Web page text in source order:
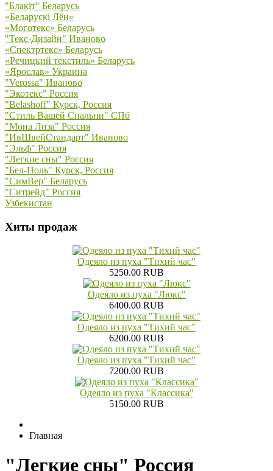
"Блакiт" Беларусь
«Беларускi Лён»
«Моготекс» Беларусь
"Текс-Дизайн" Иваново
«Спектртекс» Беларусь
«Речицкий текстиль» Беларусь
«Ярослав» Украина
"Verossa" Иваново
"Экотекс" Россия
"Belashoff" Курск, Россия
"Стиль Вашей Спальни" СПб
"Мона Лиза" Россия
"ИвШвейСтандарт" Иваново
"Эльф" Россия
"Легкие сны" Россия
"Бел-Поль" Курск, Россия
"СимВер" Беларусь
"Ситрейд" Россия
Узбекистан
Хиты продаж
Одеяло из пуха "Тихий час"
5250.00 RUB
Одеяло из пуха "Люкс"
6400.00 RUB
Одеяло из пуха "Тихий час"
6200.00 RUB
Одеяло из пуха "Тихий час"
7200.00 RUB
Одеяло из пуха "Классика"
5150.00 RUB
Главная
"Легкие сны" Россия